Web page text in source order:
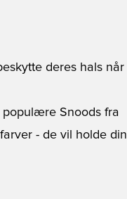
deres hals når
populære Snoods fra
- de vil holde din